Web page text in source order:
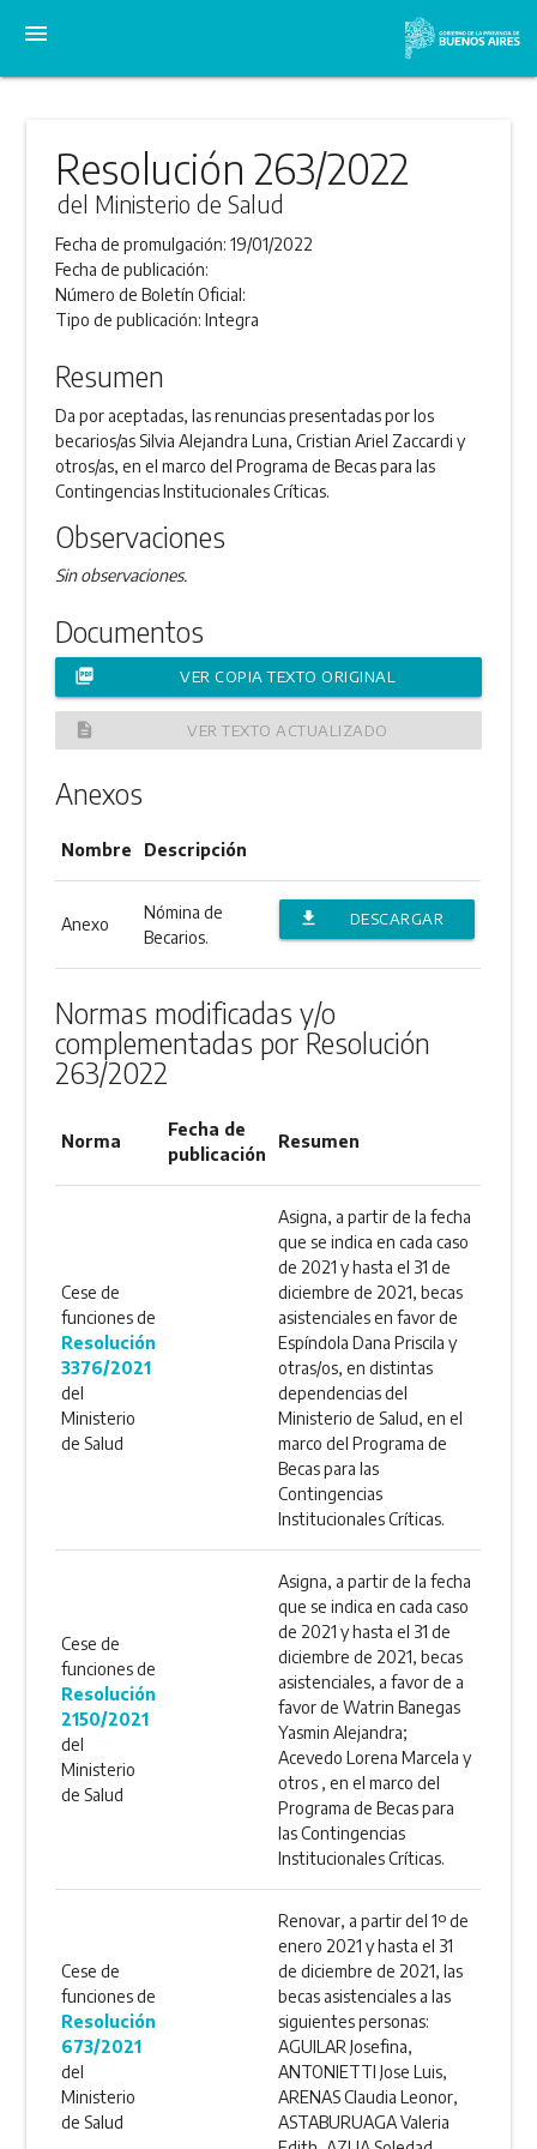
menu
Resolución 263/2022
del Ministerio de Salud
Fecha de promulgación:19/01/2022
Fecha de publicación:
Número de Boletín Oficial:
Tipo de publicación:Integra
Resumen
Da por aceptadas, las renuncias presentadas por los
becarios/as Silvia Alejandra Luna, Cristian Ariel Zaccardi y
otros/as, en el marco del Programa de Becas para las
Contingencias Institucionales Críticas.
Observaciones
Sin observaciones.
Documentos
picture_as_pdf VER COPIA TEXTO ORIGINAL
description VER TEXTO ACTUALIZADO
Anexos
Nombre Descripción
Anexo
Nómina de
Becarios.
file_download
DESCARGAR
Normas modificadas y/o
complementadas por Resolución
263/2022
Norma
Fecha de
publicación
Resumen
Cese de
funciones de
Resolución
3376/2021
del
Ministerio
de Salud
Asigna, a partir de la fecha
que se indica en cada caso
de 2021 y hasta el 31 de
diciembre de 2021, becas
asistenciales en favor de
Espíndola Dana Priscila y
otras/os, en distintas
dependencias del
Ministerio de Salud, en el
marco del Programa de
Becas para las
Contingencias
Institucionales Críticas.
Cese de
funciones de
Resolución
2150/2021
del
Ministerio
de Salud
Asigna, a partir de la fecha
que se indica en cada caso
de 2021 y hasta el 31 de
diciembre de 2021, becas
asistenciales, a favor de a
favor de Watrin Banegas
Yasmin Alejandra;
Acevedo Lorena Marcela y
otros , en el marco del
Programa de Becas para
las Contingencias
Institucionales Críticas.
Cese de
funciones de
Resolución
673/2021
del
Ministerio
de Salud
Renovar, a partir del 1º de
enero 2021 y hasta el 31
de diciembre de 2021, las
becas asistenciales a las
siguientes personas:
AGUILAR Josefina,
ANTONIETTI Jose Luis,
ARENAS Claudia Leonor,
ASTABURUAGA Valeria